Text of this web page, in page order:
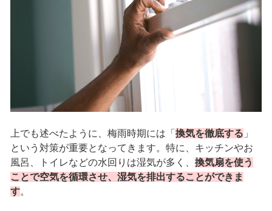
上でも述べたように、梅雨時期には「 換気を徹底する 」
という対策が重要となってきます。特に、キッチンやお
風呂、トイレなどの水回りは湿気が多く、 換気扇を使う
ことで空気を循環させ、湿気を排出することができま
す。